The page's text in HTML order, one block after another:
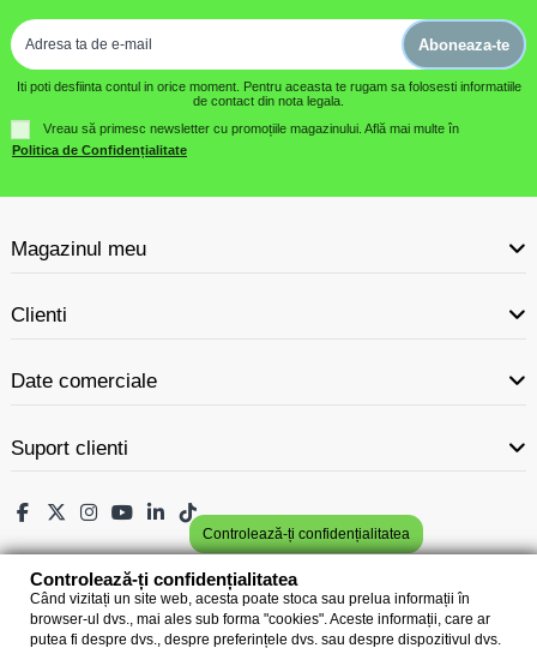
Aboneaza-te
Iti poti desfiinta contul in orice moment. Pentru aceasta te rugam sa folosesti informatiile
de contact din nota legala.
Vreau să primesc newsletter cu promoțiile magazinului. Află mai multe în
Politica de Confidențialitate
Magazinul meu
Clienti
Date comerciale
Suport clienti
Controlează-ți confidențialitatea
Controlează-ți confidențialitatea
Când vizitați un site web, acesta poate stoca sau prelua informații în
browser-ul dvs., mai ales sub forma "cookies". Aceste informații, care ar
putea fi despre dvs., despre preferințele dvs. sau despre dispozitivul dvs.